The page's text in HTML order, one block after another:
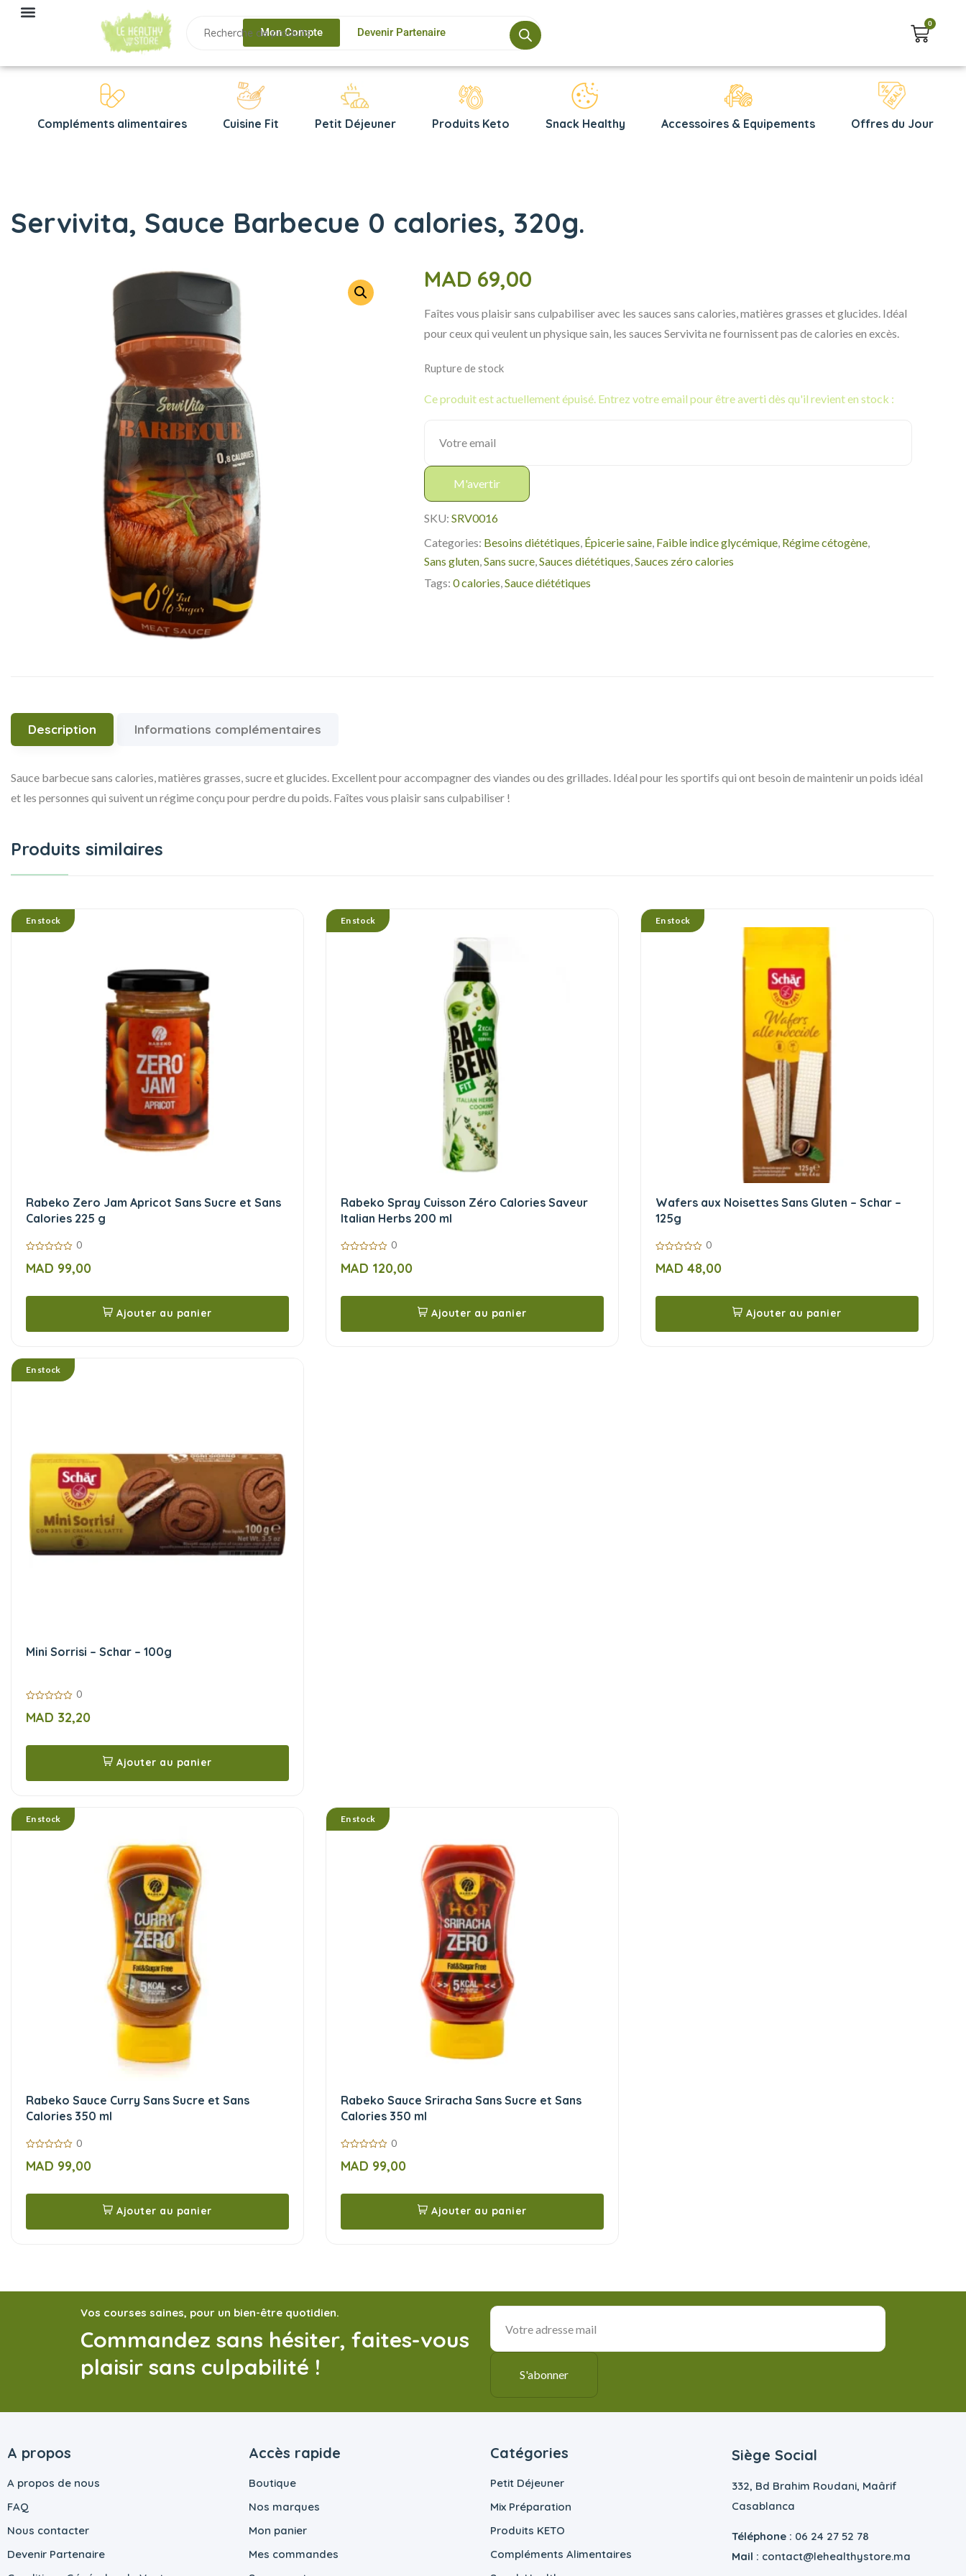
Mon Compte Devenir Partenaire
0
Compléments alimentaires Cuisine Fit Petit Déjeuner Produits Keto Snack Healthy Accessoires & Equipements Offres du Jour
Servivita, Sauce Barbecue 0 calories, 320g.
MAD 69,00
Faîtes vous plaisir sans culpabiliser avec les sauces sans calories, matières grasses et glucides. Idéal
pour ceux qui veulent un physique sain, les sauces Servivita ne fournissent pas de calories en excès.
Rupture de stock
Ce produit est actuellement épuisé. Entrez votre email pour être averti dès qu'il revient en stock :
M'avertir
SKU: SRV0016
Categories: Besoins diététiques Épicerie saine Faible indice glycémique Régime cétogène
Sans gluten Sans sucre Sauces diététiques Sauces zéro calories
Tags: 0 calories Sauce diététiques
Description Informations complémentaires
Sauce barbecue sans calories, matières grasses, sucre et glucides. Excellent pour accompagner des viandes ou des grillades. Idéal pour les sportifs qui ont besoin de maintenir un poids idéal
et les personnes qui suivent un régime conçu pour perdre du poids. Faîtes vous plaisir sans culpabiliser !
Produits similaires
En stock
Rabeko Zero Jam Apricot Sans Sucre et Sans
Calories 225 g
sur
5
0
MAD 99,00
Ajouter au panier
En stock
Rabeko Spray Cuisson Zéro Calories Saveur
Italian Herbs 200 ml
sur
5
0
MAD 120,00
Ajouter au panier
En stock
Wafers aux Noisettes Sans Gluten – Schar –
125g
sur
5
0
MAD 48,00
Ajouter au panier
En stock
Mini Sorrisi – Schar – 100g
sur
5
0
MAD 32,20
Ajouter au panier
En stock
Rabeko Sauce Curry Sans Sucre et Sans
Calories 350 ml
sur
0
MAD 99,00
Ajouter au panier
En stock
Rabeko Sauce Sriracha Sans Sucre et Sans
Calories 350 ml
sur
0
MAD 99,00
Ajouter au panier
Vos courses saines, pour un bien-être quotidien.
Commandez sans hésiter, faites-vous
plaisir sans culpabilité !
A propos
A propos de nous
FAQ
Nous contacter
Devenir Partenaire
Accès rapide
Boutique
Nos marques
Mon panier
Mes commandes
Catégories
Petit Déjeuner
Mix Préparation
Produits KETO
Compléments Alimentaires
Siège Social
332, Bd Brahim Roudani, Maârif
Casablanca
Téléphone : 06 24 27 52 78
Mail : contact@lehealthystore.ma